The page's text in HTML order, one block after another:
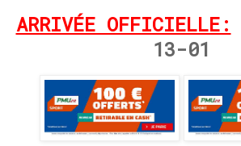
ARRIVÉE OFFICIELLE:
13-01